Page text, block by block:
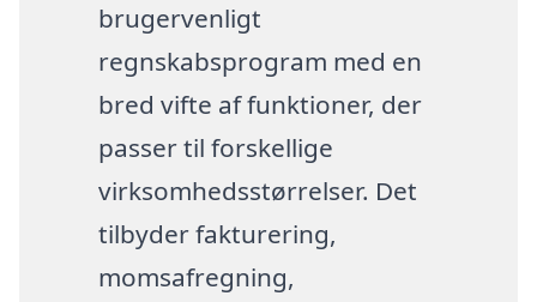
brugervenligt
regnskabsprogram med en
bred vifte af funktioner, der
passer til forskellige
virksomhedsstørrelser. Det
tilbyder fakturering,
momsafregning,